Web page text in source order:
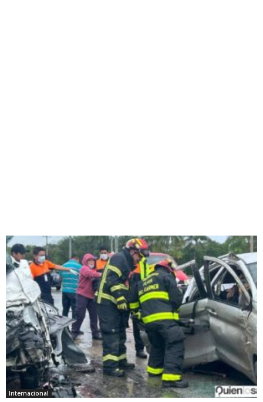
Internacional